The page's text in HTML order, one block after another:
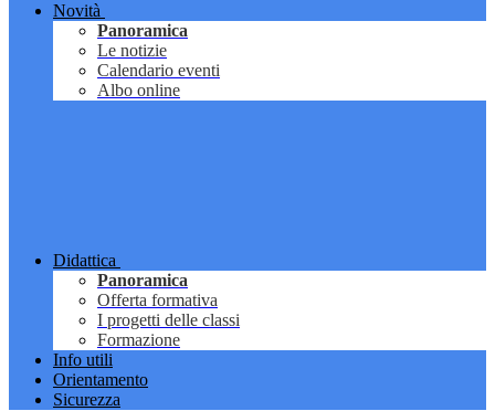
Novità
Panoramica
Le notizie
Calendario eventi
Albo online
Didattica
Panoramica
Offerta formativa
I progetti delle classi
Formazione
Info utili
Orientamento
Sicurezza